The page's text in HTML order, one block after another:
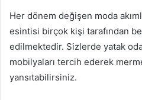
Her dönem değişen moda
esintisi birçok kişi tarafından
edilmektedir. Sizlerde yatak
mobilyaları tercih ederek
yansıtabilirsiniz.